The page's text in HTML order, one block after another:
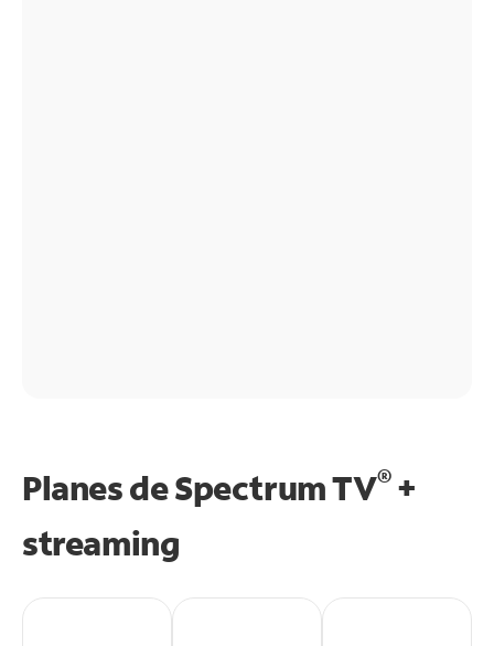
Planes de Spectrum TV®+
streaming